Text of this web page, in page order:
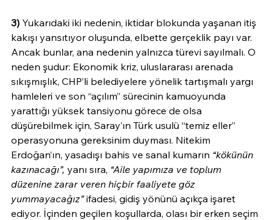
3) Yukarıdaki iki nedenin, iktidar blokunda yaşanan itiş
kakışı yansıtıyor oluşunda, elbette gerçeklik payı var.
Ancak bunlar, ana nedenin yalnızca türevi sayılmalı. O
neden şudur: Ekonomik kriz, uluslararası arenada
sıkışmışlık, CHP’li belediyelere yönelik tartışmalı yargı
hamleleri ve son “açılım” sürecinin kamuoyunda
yarattığı yüksek tansiyonu görece de olsa
düşürebilmek için, Saray’ın Türk usulü “temiz eller”
operasyonuna gereksinim duyması. Nitekim
Erdoğan’ın, yasadışı bahis ve sanal kumarın “kökünün
kazınacağı”, yanı sıra, “Aile yapımıza ve toplum
düzenine zarar veren hiçbir faaliyete göz
yummayacağız” ifadesi, gidiş yönünü açıkça işaret
ediyor. İçinden geçilen koşullarda, olası bir erken seçim